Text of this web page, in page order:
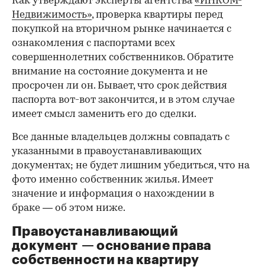
Недвижимость», проверка квартиры перед
покупкой на вторичном рынке начинается с
ознакомления с паспортами всех
совершеннолетних собственников. Обратите
внимание на состояние документа и не
просрочен ли он. Бывает, что срок действия
паспорта вот-вот закончится, и в этом случае
имеет смысл заменить его до сделки.
00:00 / 00:00
Все данные владельцев должны совпадать с
указанными в правоустанавливающих
документах; не будет лишним убедиться, что на
фото именно собственник жилья. Имеет
значение и информация о нахождении в
браке — об этом ниже.
Правоустанавливающий
документ — основание права
собственности на квартиру